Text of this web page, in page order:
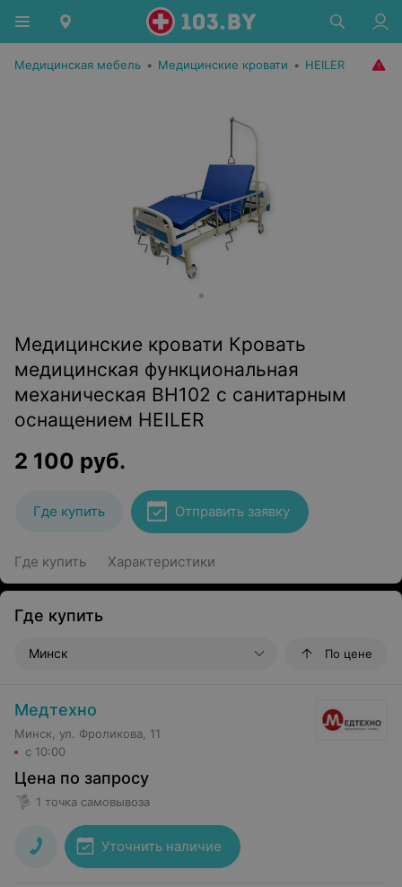
Медицинская мебель • Медицинские кровати • HEILER
Медицинские кровати Кровать
медицинская функциональная
механическая BH102 с санитарным
оснащением HEILER
2 100 руб.
Где купить Отправить заявку
Где купить Характеристики
Где купить
Минск По цене
Медтехно
Минск, ул. Фроликова, 11
с 10:00
Цена по запросу
1 точка самовывоза
Уточнить наличие